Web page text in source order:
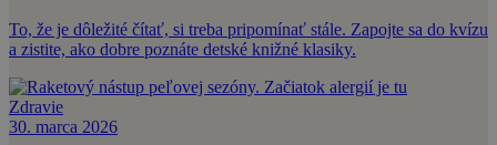
To, že je dôležité čítať, si treba pripomínať stále. Zapojte sa do kvízu
a zistite, ako dobre poznáte detské knižné klasiky.
Zdravie
30. marca 2026